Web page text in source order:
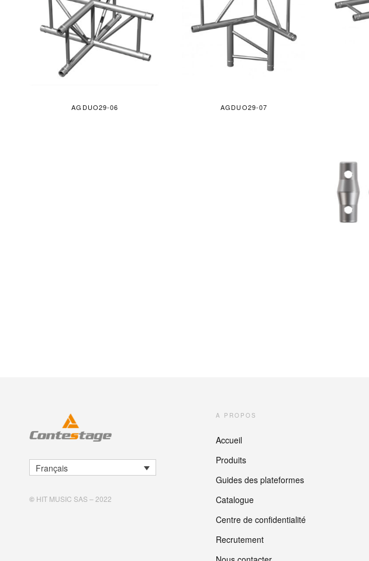
AGDUO29-06 AGDUO29-07
Français
© HIT MUSIC SAS – 2022
A PROPOS
Accueil
Produits
Guides des plateformes
Catalogue
Centre de confidentialité
Recrutement